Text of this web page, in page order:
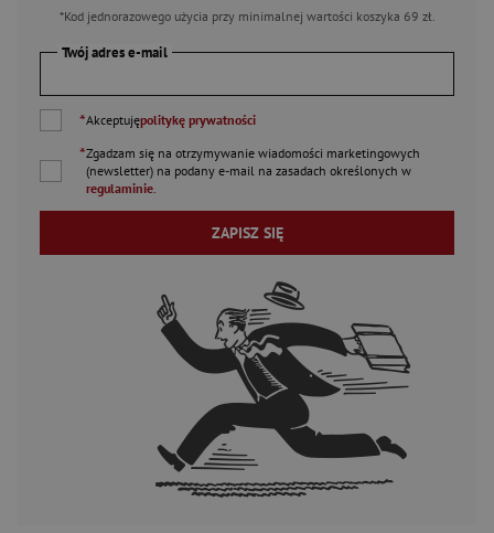
*Kod jednorazowego użycia przy minimalnej wartości koszyka 69 zł.
Twój adres e-mail
*Akceptujępolitykę prywatności
*Zgadzam się na otrzymywanie wiadomości marketingowych
(newsletter) na podany e-mail na zasadach określonych w
regulaminie.
ZAPISZ SIĘ